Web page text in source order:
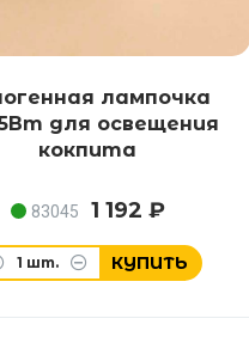
лампочка
для освещения
кокпита
83045 1 192 ₽
1 шт. КУПИТЬ